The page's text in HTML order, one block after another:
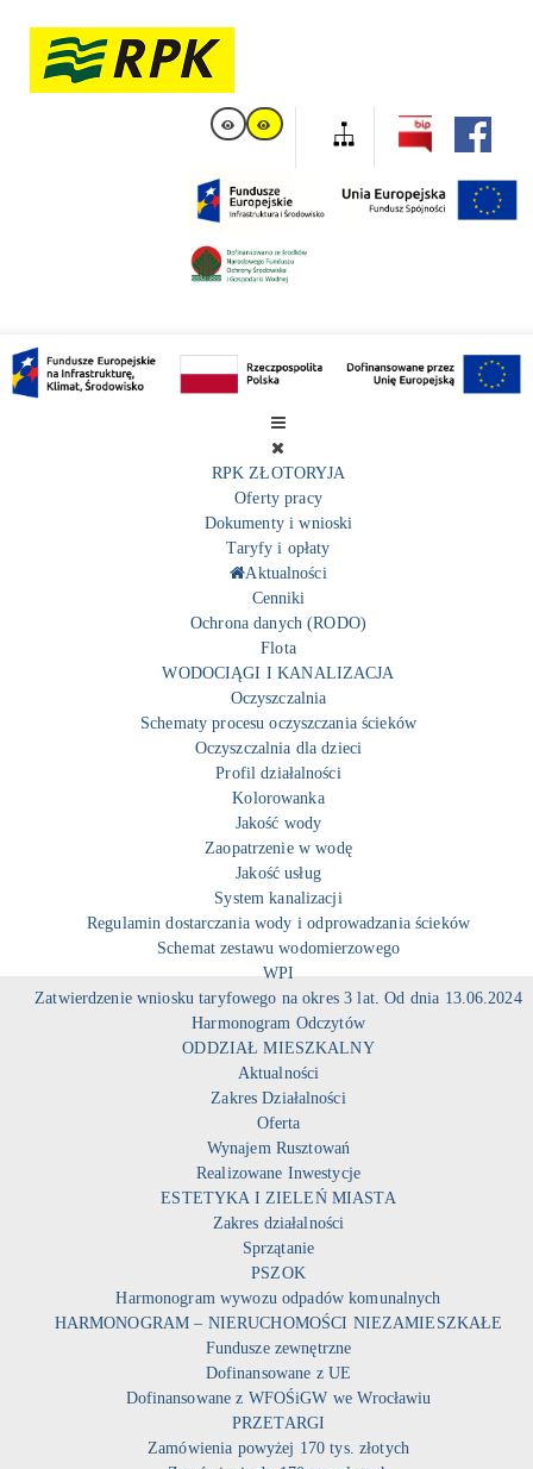
RPK ZŁOTORYJA
Oferty pracy
Dokumenty i wnioski
Taryfy i opłaty
Aktualności
Cenniki
Ochrona danych (RODO)
Flota
WODOCIĄGI I KANALIZACJA
Oczyszczalnia
Schematy procesu oczyszczania ścieków
Oczyszczalnia dla dzieci
Profil działalności
Kolorowanka
Jakość wody
Zaopatrzenie w wodę
Jakość usług
System kanalizacji
Regulamin dostarczania wody i odprowadzania ścieków
Schemat zestawu wodomierzowego
WPI
Zatwierdzenie wniosku taryfowego na okres 3 lat. Od dnia 13.06.2024
Harmonogram Odczytów
ODDZIAŁ MIESZKALNY
Aktualności
Zakres Działalności
Oferta
Wynajem Rusztowań
Realizowane Inwestycje
ESTETYKA I ZIELEŃ MIASTA
Zakres działalności
Sprzątanie
PSZOK
Harmonogram wywozu odpadów komunalnych
HARMONOGRAM – NIERUCHOMOŚCI NIEZAMIESZKAŁE
Fundusze zewnętrzne
Dofinansowane z UE
Dofinansowane z WFOŚiGW we Wrocławiu
PRZETARGI
Zamówienia powyżej 170 tys. złotych